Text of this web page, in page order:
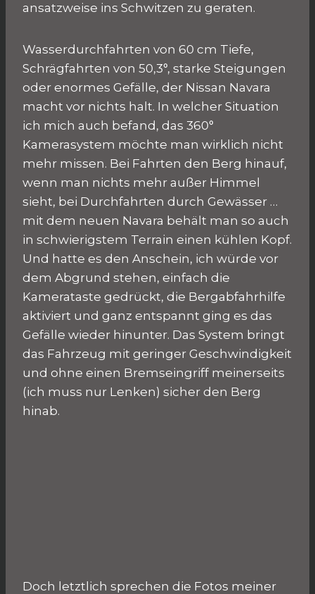
ansatzweise ins Schwitzen zu geraten.
Wasserdurchfahrten von 60 cm Tiefe,
Schrägfahrten von 50,3°, starke Steigungen
oder enormes Gefälle, der Nissan Navara
macht vor nichts halt. In welcher Situation
ich mich auch befand, das 360°
Kamerasystem möchte man wirklich nicht
mehr missen. Bei Fahrten den Berg hinauf,
wenn man nichts mehr außer Himmel
sieht, bei Durchfahrten durch Gewässer …
mit dem neuen Navara behält man so auch
in schwierigstem Terrain einen kühlen Kopf.
Und hatte es den Anschein, ich würde vor
dem Abgrund stehen, einfach die
Kamerataste gedrückt, die Bergabfahrhilfe
aktiviert und ganz entspannt ging es das
Gefälle wieder hinunter. Das System bringt
das Fahrzeug mit geringer Geschwindigkeit
und ohne einen Bremseingriff meinerseits
(ich muss nur Lenken) sicher den Berg
hinab.
Doch letztlich sprechen die Fotos meiner